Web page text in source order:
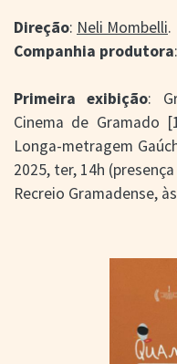
CONTATO E
LOCALIZAÇÃO
Direção: Neli Mombelli.
Companhia produtora
Primeira exibição:
Cinema de Gramado
Longa-metragem
2025, ter, 14h
Recreio Gramadense,